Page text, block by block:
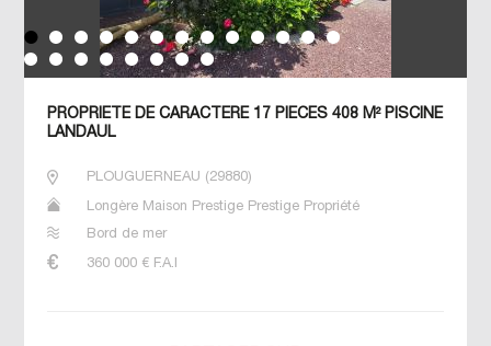
PROPRIETE DE CARACTERE 17 PIECES 408 M² PISCINE
LANDAUL
PLOUGUERNEAU (29880)
Longère Maison Prestige Prestige Propriété
Bord de mer
360 000€ F.A.I